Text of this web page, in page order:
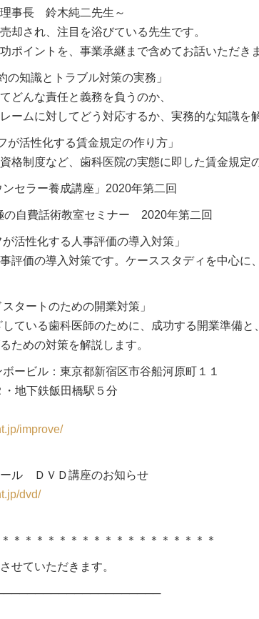
事長 鈴木純二先生～
却され、注目を浴びている先生です。
ポイントを、事業承継まで含めてお話いただき
知識とトラブル対策の実務」
どんな責任と義務を負うのか、
レームに対してどう対応するか、実務的な知識
活性化する賃金規定の作り方」
格制度など、歯科医院の実態に即した賃金規定
セラー養成講座」2020年第二回
自費話術教室セミナー 2020年第二回
活性化する人事評価の導入対策」
評価の導入対策です。ケーススタディを中心
タートのための開業対策」
ている歯科医師のために、成功する開業準備と、
ための対策を解説します。
ボービル：東京都新宿区市谷船河原町１１
地下鉄飯田橋駅５分
improve/
ル ＤＶＤ講座のお知らせ
dvd/
＊＊＊＊＊＊＊＊＊＊＊＊＊＊＊＊＊＊
せていただきます。